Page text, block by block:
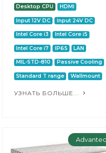
Desktop CPU HDMI
Input 12V DC Input 24V DC
Intel Core i3 Intel Core i5
Intel Core i7 IP65 LAN
MIL-STD-810 Passive Cooling
Standard T range Wallmount
УЗНАТЬ БОЛЬШЕ...